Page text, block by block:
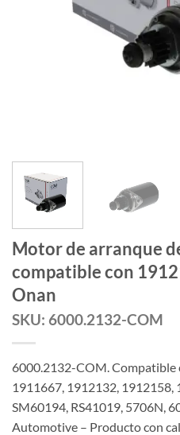
Motor de arranque
compatible con
Onan
SKU: 6000.2132-COM
6000.2132-COM. Compatible
1911667, 1912132,
SM60194, RS41019, 5706N,
Automotive – Producto con